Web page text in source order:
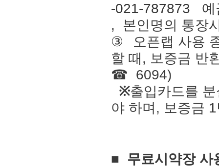
-021-787873
예
,
본인명의 통장
③
오픈랩 사용
할 때, 보증금 반
☎
6094)
※출입카드를
야 하며, 보증금 1
■ 무료시약장 사